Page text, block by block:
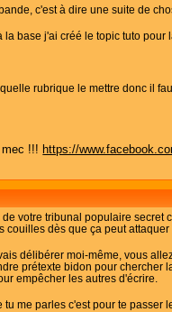
c'est à dire une suite de
base j'ai créé le topic tuto
rubrique le mettre donc il
!!! https://
votre tribunal populaire
couilles dès que ça peut
délibérer moi-même, vous
prétexte bidon pour
empêcher les autres d'écrire.
me parles c'est pour te passer